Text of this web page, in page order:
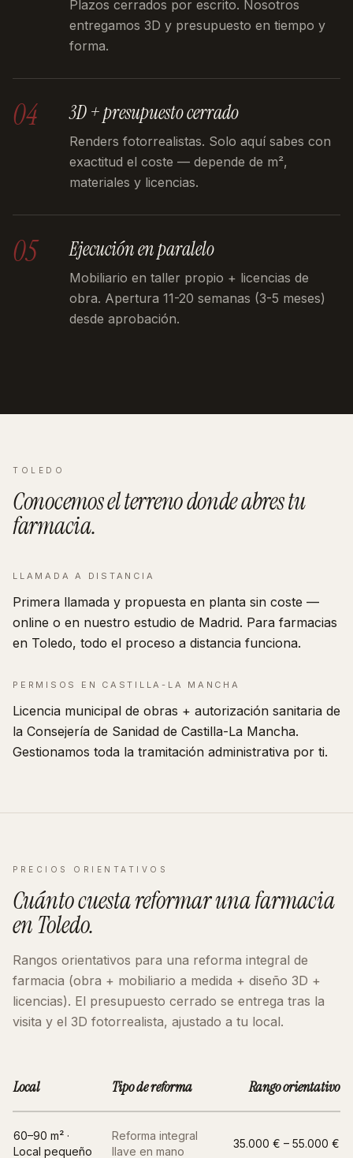
Plazos cerrados por escrito. Nosotros
entregamos 3D y presupuesto en tiempo y
forma.
04 3D + presupuesto cerrado
Renders fotorrealistas. Solo aquí sabes con
exactitud el coste — depende de m²,
materiales y licencias.
05 Ejecución en paralelo
Mobiliario en taller propio + licencias de
obra. Apertura 11-20 semanas (3-5 meses)
desde aprobación.
TOLEDO
Conocemos el terreno donde abres tu
farmacia.
LLAMADA A DISTANCIA
Primera llamada y propuesta en planta sin coste —
online o en nuestro estudio de Madrid. Para farmacias
en Toledo, todo el proceso a distancia funciona.
PERMISOS EN CASTILLA-LA MANCHA
Licencia municipal de obras + autorización sanitaria de
la Consejería de Sanidad de Castilla-La Mancha.
Gestionamos toda la tramitación administrativa por ti.
PRECIOS ORIENTATIVOS
Cuánto cuesta reformaruna farmacia
enToledo.
Rangos orientativos para una reforma integral de
farmacia (obra + mobiliario a medida + diseño 3D +
licencias). El presupuesto cerrado se entrega tras la
visita y el 3D fotorrealista, ajustado a tu local.
Local Tipo de reforma Rango orientativo
60–90 m² ·
Local pequeño
Reforma integral
llave en mano
35.000 € – 55.000 €